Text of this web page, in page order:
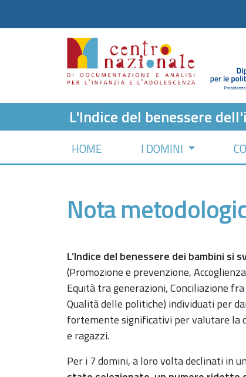
L'Indice del benessere
HOME I DOMINI
Nota
L’Indice del benessere dei bambini si
(Promozione e prevenzione,
Equità tra generazioni, Conciliazione
Qualità delle politiche) individuati per
fortemente significativi per valutare la
e ragazzi.
Per i 7 domini, a loro volta declinati in